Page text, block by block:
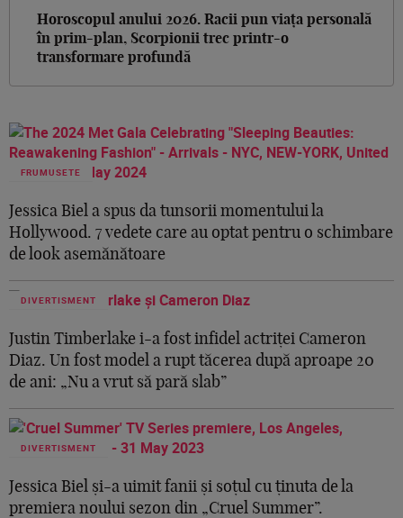
Horoscopul anului 2026. Racii pun viața personală
în prim-plan, Scorpionii trec printr-o
transformare profundă
FRUMUSETE
Jessica Biel a spus da tunsorii momentului la
Hollywood. 7 vedete care au optat pentru o schimbare
de look asemănătoare
DIVERTISMENT
Justin Timberlake i-a fost infidel actriței Cameron
Diaz. Un fost model a rupt tăcerea după aproape 20
de ani: „Nu a vrut să pară slab”
DIVERTISMENT
Jessica Biel și-a uimit fanii și soțul cu ținuta de la
premiera noului sezon din „Cruel Summer”.